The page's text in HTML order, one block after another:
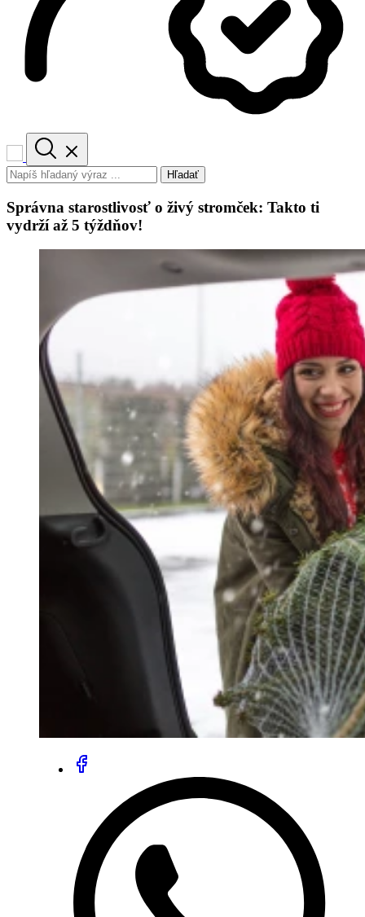
Hľadať
Správna starostlivosť o živý stromček: Takto ti
vydrží až 5 týždňov!